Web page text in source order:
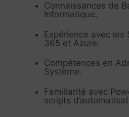
Connaissances de
Informatique.
Expérience avec les
365 et Azure.
Compétences en
Système.
Familiarité avec
scripts